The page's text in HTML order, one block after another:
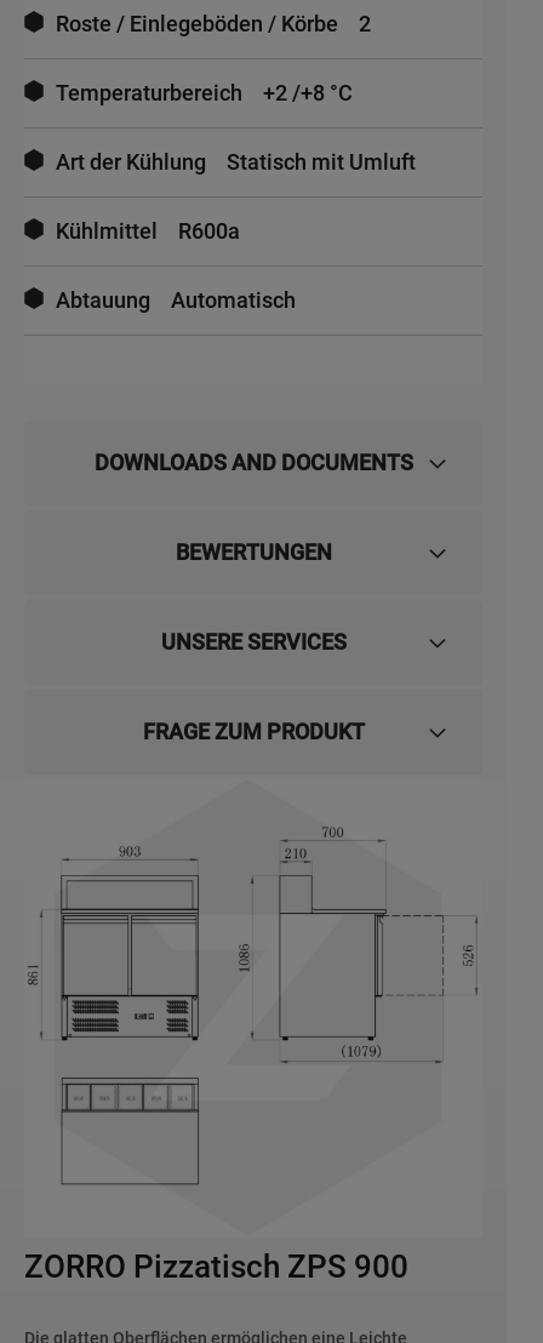
Roste / Einlegeböden / Körbe 2
Temperaturbereich +2 /+8 °C
Art der Kühlung Statisch mit Umluft
Kühlmittel R600a
Abtauung Automatisch
DOWNLOADS AND DOCUMENTS
BEWERTUNGEN
UNSERE SERVICES
FRAGE ZUM PRODUKT
ZORRO Pizzatisch ZPS 900
Die glatten Oberflächen ermöglichen eine Leichte